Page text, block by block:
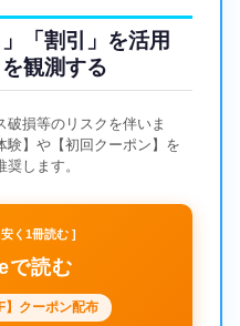
「割引」を活用
観測する
損等のリスクを伴いま
験】や【初回クーポン】を
します。
く1冊読む ]
読む
】クーポン配布